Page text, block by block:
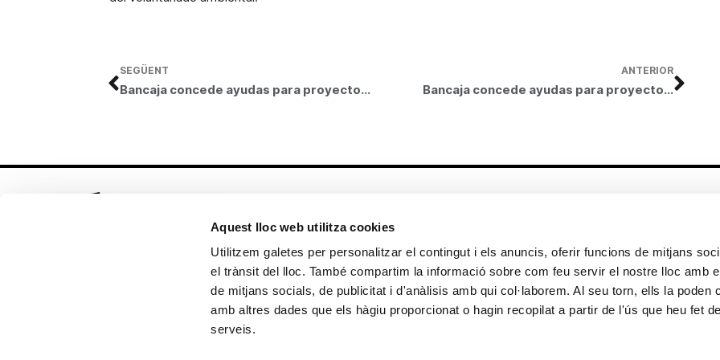
Aquest lloc web utilitza cookies
Utilitzem galetes per personalitzar el contingut i els anuncis, oferir funcions de mitjans
el trànsit del lloc. També compartim la informació sobre com feu servir el nostre lloc amb
de mitjans socials, de publicitat i d'anàlisis amb qui col·laborem. Al seu torn, ells la poden
amb altres dades que els hàgiu proporcionat o hagin recopilat a partir de l'ús que heu fet
serveis.
ANTERIOR
Bancaja concede ayudas para proyectos de acción social a 72 asociaciones de Cataluña
SEGÜENT
Bancaja concede ayudas para proyectos de acción social a 19 asociaciones de Albacete
Comunicació
Sol·licitud d’imatges de la col·lecció
d’art
Colecció d’art
Publicacions